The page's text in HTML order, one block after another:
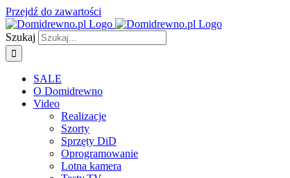
Przejdź do zawartości
Szukaj
SALE
O Domidrewno
Video
Realizacje
Szorty
Sprzęty DiD
Oprogramowanie
Lotna kamera